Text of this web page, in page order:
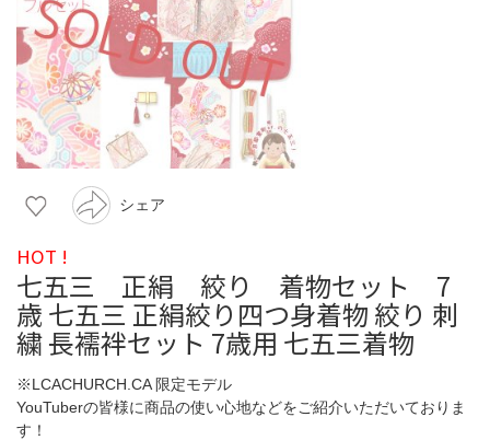
シェア
HOT !
七五三 正絹 絞り 着物セット 7
歳 七五三 正絹絞り四つ身着物 絞り 刺
繍 長襦袢セット 7歳用 七五三着物
※LCACHURCH.CA 限定モデル
YouTuberの皆様に商品の使い心地などをご紹介いただいておりま
す！